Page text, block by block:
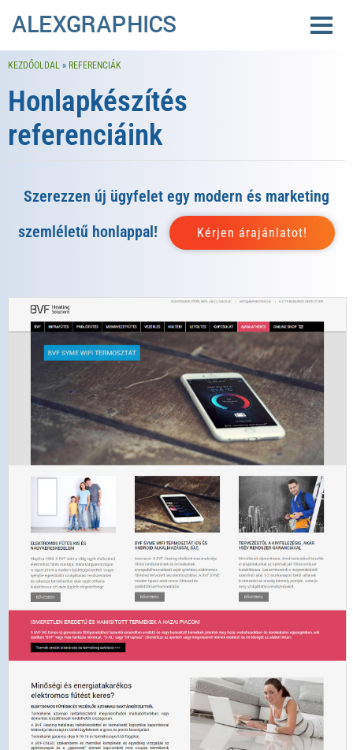
KEZDŐOLDAL » REFERENCIÁK
Honlapkészítés
referenciáink
Szerezzen új ügyfelet egy modern és marketing
szemléletű honlappal!